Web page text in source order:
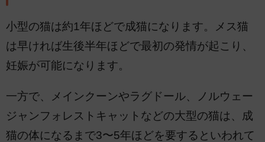
小型の猫は約1年ほどで成猫になります。メス猫
は早ければ生後半年ほどで最初の発情が起こり、
妊娠が可能になります。
一方で、メインクーンやラグドール、ノルウェー
ジャンフォレストキャットなどの大型の猫は、成
猫の体になるまで3〜5年ほどを要するといわれて